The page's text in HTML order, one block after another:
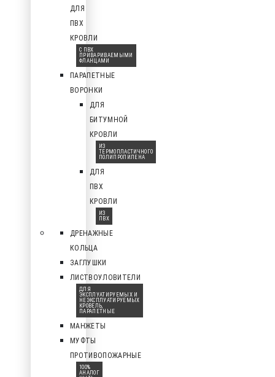
ДЛЯ
ПВХ
КРОВЛИ
С ПВХ
ПРИВАРИВАЕМЫМИ
ФЛАНЦАМИ
ПАРАПЕТНЫЕ
ВОРОНКИ
ДЛЯ
БИТУМНОЙ
КРОВЛИ
ИЗ
ТЕРМОПЛАСТИЧНОГО
ПОЛИПРОПИЛЕНА
ДЛЯ
ПВХ
КРОВЛИ
ИЗ
ПВХ
ДРЕНАЖНЫЕ
КОЛЬЦА
ЗАГЛУШКИ
ЛИСТВОУЛОВИТЕЛИ
ДЛЯ
ЭКСПЛУАТИРУЕМЫХ И
НЕЭКСПЛУАТИРУЕМЫХ
КРОВЕЛЬ,
ПАРАПЕТНЫЕ
МАНЖЕТЫ
МУФТЫ
ПРОТИВОПОЖАРНЫЕ
100%
АНАЛОГ